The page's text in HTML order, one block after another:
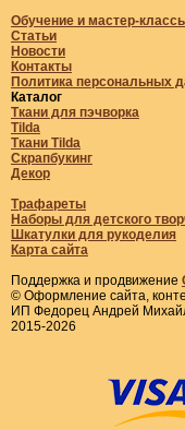
Обучение и мастер-
Статьи
Новости
Контакты
Политика персональных
Каталог
Ткани для пэчворка
Tilda
Ткани Tilda
Скрапбукинг
Декор
Трафареты
Наборы для детского
Шкатулки для рукоделия
Карта сайта
Поддержка и продвижение
© Оформление сайта,
ИП Федорец Андрей
2015-2026